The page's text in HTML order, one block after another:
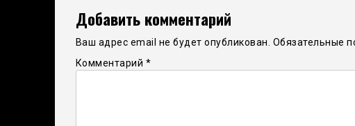
Добавить комментарий
Ваш адрес email не будет опубликован. Обязательные
Комментарий *